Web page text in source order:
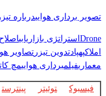
تصویر برداری هواییدرباره
Droneاستراتژی بازاریابی
املاکپهپادتدوین تیزر تصاویر
معماریفیلمبرداری هواییمچ کات
فیسبوک توئیتر پینترست